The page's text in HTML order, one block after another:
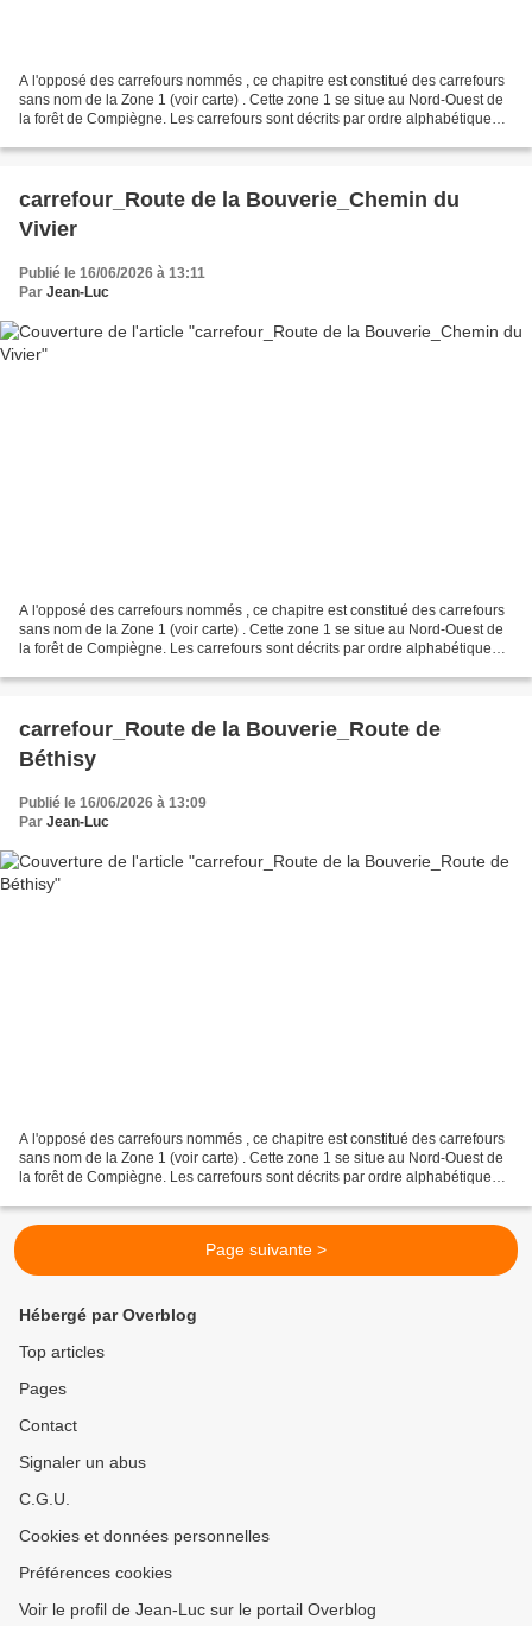
A l'opposé des carrefours nommés , ce chapitre est constitué des carrefours
sans nom de la Zone 1 (voir carte) . Cette zone 1 se situe au Nord-Ouest de
la forêt de Compiègne. Les carrefours sont décrits par ordre alphabétique
carrefour_Route de la Bouverie_Chemin du
Vivier
Publié le 16/06/2026 à 13:11
Par Jean-Luc
A l'opposé des carrefours nommés , ce chapitre est constitué des carrefours
sans nom de la Zone 1 (voir carte) . Cette zone 1 se situe au Nord-Ouest de
la forêt de Compiègne. Les carrefours sont décrits par ordre alphabétique
carrefour_Route de la Bouverie_Route de
Béthisy
Publié le 16/06/2026 à 13:09
Par Jean-Luc
A l'opposé des carrefours nommés , ce chapitre est constitué des carrefours
sans nom de la Zone 1 (voir carte) . Cette zone 1 se situe au Nord-Ouest de
la forêt de Compiègne. Les carrefours sont décrits par ordre alphabétique
Page suivante >
Hébergé par Overblog
Top articles
Pages
Contact
Signaler un abus
C.G.U.
Cookies et données personnelles
Préférences cookies
Voir le profil de Jean-Luc sur le portail Overblog